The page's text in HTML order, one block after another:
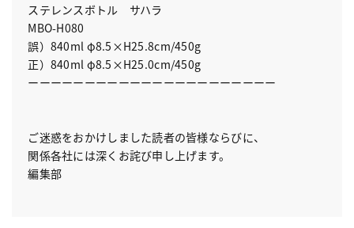
ステレンスボトル サハラ
MBO-H080
誤）840ml φ8.5×H25.8cm/450g
正）840ml φ8.5×H25.0cm/450g
ーーーーーーーーーーーーーーーーーーーーーー
ご迷惑をおかけしました読者の皆様ならびに、
関係各社には深くお詫び申し上げます。
編集部